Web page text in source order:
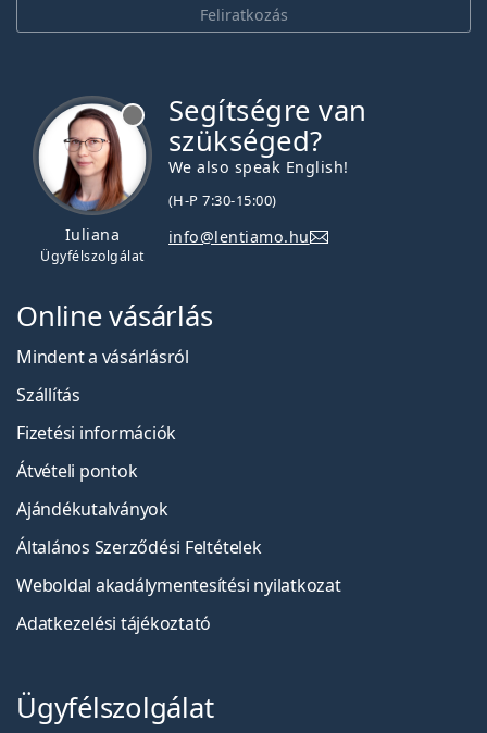
Feliratkozás
Iuliana
Ügyfélszolgálat
Segítségre van
szükséged?
We also speak English!
(H-P 7:30-15:00)
info@lentiamo.hu
Online vásárlás
Mindent a vásárlásról
Szállítás
Fizetési információk
Átvételi pontok
Ajándékutalványok
Általános Szerződési Feltételek
Weboldal akadálymentesítési nyilatkozat
Adatkezelési tájékoztató
Ügyfélszolgálat